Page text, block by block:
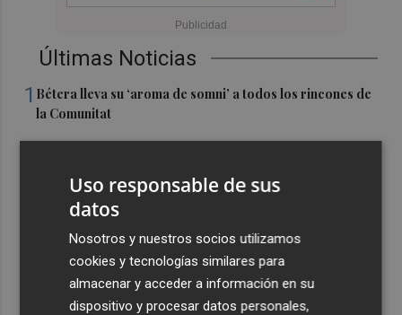
Últimas Noticias
1 Bétera lleva su ‘aroma de somni’ a todos los rincones de
la Comunitat
2
La convocatoria europea de gigafactorías de IA puede
activar una cadena industrial en centros de datos,
energía, 'cloud' y ciberseguridad
Telefónica lidera la reputación algorítmica del sector
con una puntuación un 21% superior a la media
Uso responsable de sus
datos
Nosotros y nuestros socios utilizamos
cookies y tecnologías similares para
almacenar y acceder a información en su
dispositivo y procesar datos personales,